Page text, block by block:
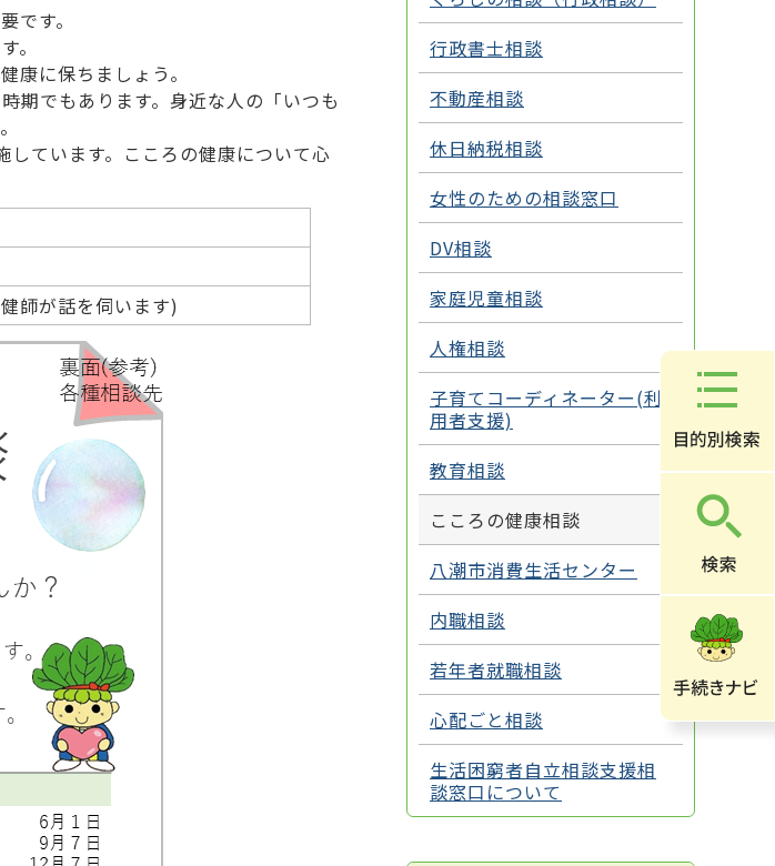
です。
。
康に保ちましょう。
期でもあります。身近な人の「いつも
ています。こころの健康について心
師が話を伺います)
行政書士相談
不動産相談
休日納税相談
女性のための相談窓口
DV相談
家庭児童相談
人権相談
子育てコーディネーター(利
用者支援)
教育相談
こころの健康相談
八潮市消費生活センター
内職相談
若年者就職相談
心配ごと相談
生活困窮者自立相談支援相
談窓口について